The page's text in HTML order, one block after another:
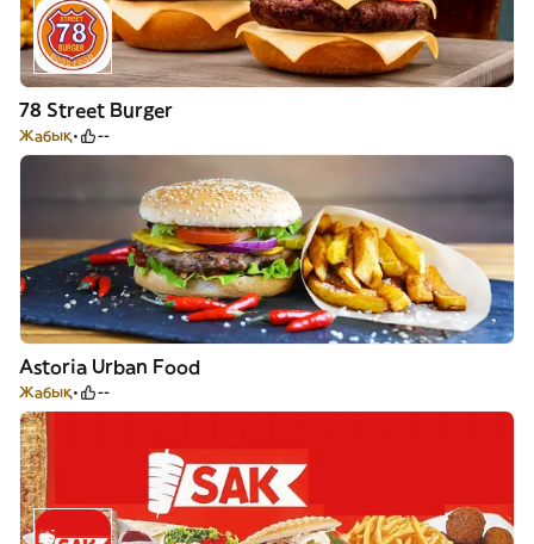
78 Street Burger
Жабық --
Astoria Urban Food
Жабық --